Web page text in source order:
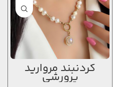
گردنبند مروارید
پرورشی